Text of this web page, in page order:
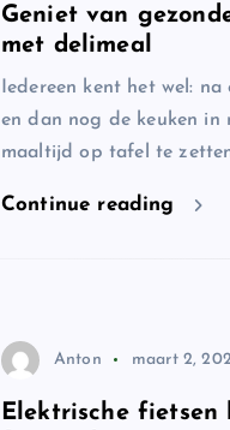
Geniet van
met delimeal
Iedereen kent het wel:
en dan nog de keuken in
maaltijd op tafel te
Continue reading
Anton maart 2,
Elektrische fietsen